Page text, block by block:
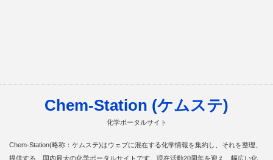
Chem-Station (ケムステ)
化学ポータルサイト
Chem-Station(略称：ケムステ)はウェブに混在する化学情報を集約し、それを整理、
提供する、国内最大の化学ポータルサイトです。現在活動20周年を迎え、幅広い化